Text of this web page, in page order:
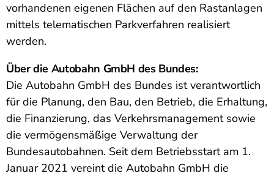
vorhandenen eigenen Flächen auf den Rastanlagen
mittels telematischen Parkverfahren realisiert
werden.
Über die Autobahn GmbH des Bundes:
Die Autobahn GmbH des Bundes ist verantwortlich
für die Planung, den Bau, den Betrieb, die Erhaltung,
die Finanzierung, das Verkehrsmanagement sowie
die vermögensmäßige Verwaltung der
Bundesautobahnen. Seit dem Betriebsstart am 1.
Januar 2021 vereint die Autobahn GmbH die